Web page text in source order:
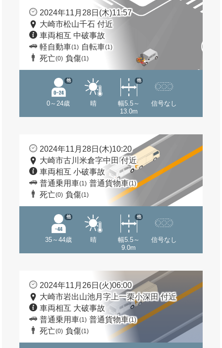
2024年11月28日(木)11:57
大崎市松山千石 付近
車両相互 中破事故
軽自動車(1) 自転車(1)
死亡(0) 負傷(1)
0～24歳
他
晴
幅5.5～
13.0m
他
信号なし
2024年11月28日(木)10:20
大崎市古川米倉字中田 付近
車両相互 小破事故
普通乗用車(1) 普通貨物車(1)
死亡(0) 負傷(1)
35～44歳
他
晴
幅5.5～
9.0m
他
信号なし
2024年11月26日(火)06:00
大崎市岩出山池月字上一栗小深田 付近
車両相互 大破事故
普通乗用車(1) 普通貨物車(1)
死亡(0) 負傷(1)